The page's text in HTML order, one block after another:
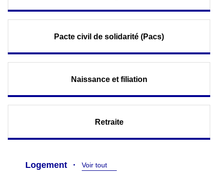
Pacte civil de solidarité (Pacs)
Naissance et filiation
Retraite
Logement Voir tout